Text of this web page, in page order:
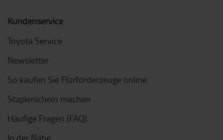
Kundenservice
Toyota Service
Newsletter
So kaufen Sie Flurförderzeuge online
Staplerschein machen
Häufige Fragen (FAQ)
In der Nähe